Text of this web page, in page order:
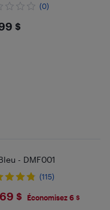
(0)
$
- DMF001
(115)
$ Économisez 6 $